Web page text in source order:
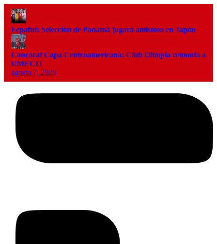
Fepafut: Selección de Panamá jugará amistoso en Japón
Concacaf Copa Centroamericana: Club Olimpia remonta a
UMECIT
agosto 7, 2026